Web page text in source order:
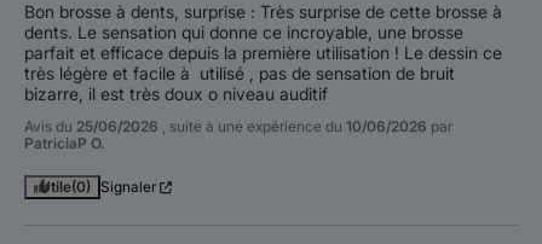
Bon brosse à dents, surprise : Très surprise de cette brosse à
dents. Le sensation qui donne ce incroyable, une brosse
parfait et efficace depuis la première utilisation ! Le dessin ce
très légère et facile à  utilisé , pas de sensation de bruit
bizarre, il est très doux o niveau auditif
Avis du 25/06/2026 , suite à une expérience du 10/06/2026 par
PatriciaP O.
Utile(0) Signaler